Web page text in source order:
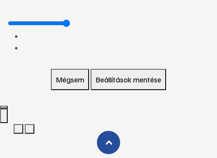
Mégsem Beállítások mentése
›